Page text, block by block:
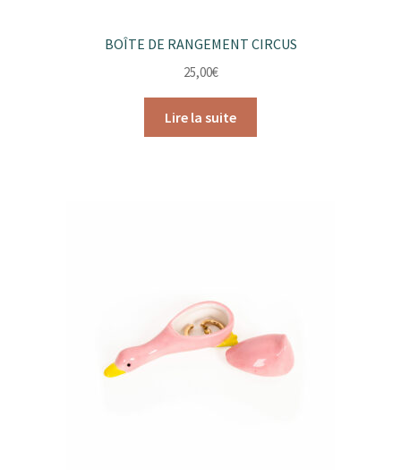
BOÎTE DE RANGEMENT CIRCUS
25,00€
Lire la suite